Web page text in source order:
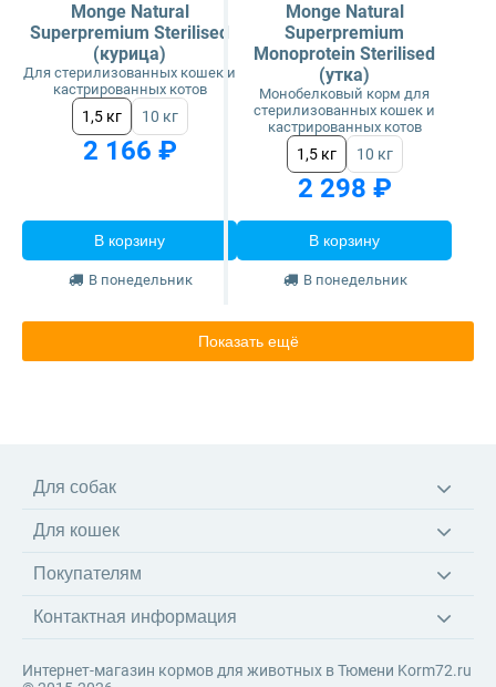
Monge Natural
Superpremium Sterilised
(курица)
Для стерилизованных кошек и
кастрированных котов
1,5 кг 10 кг
2 166 ₽
В корзину
В понедельник
Monge Natural
Superpremium
Monoprotein Sterilised
(утка)
Монобелковый корм для
стерилизованных кошек и
кастрированных котов
1,5 кг 10 кг
2 298 ₽
В корзину
В понедельник
Показать ещё
Для собак
Ветеринарные диеты
Игрушки
Амуниция
Для кошек
Ветеринарные диеты
Покупателям
Оплата
Система скидок
Контактная информация
Интернет-магазин кормов для животных в Тюмени Korm72.ru